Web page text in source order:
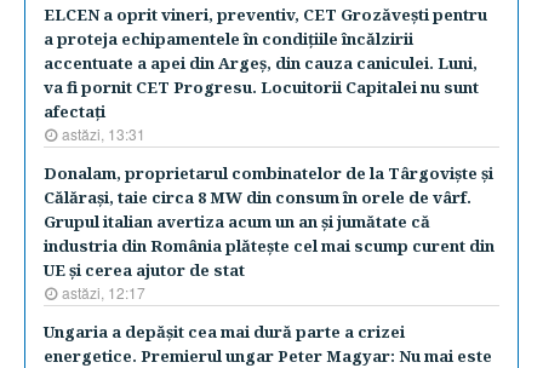
ELCEN a oprit vineri, preventiv, CET Grozăveşti pentru
a proteja echipamentele în condiţiile încălzirii
accentuate a apei din Argeş, din cauza caniculei. Luni,
va fi pornit CET Progresu. Locuitorii Capitalei nu sunt
afectaţi
astăzi, 13:31
Donalam, proprietarul combinatelor de la Târgovişte şi
Călăraşi, taie circa 8 MW din consum în orele de vârf.
Grupul italian avertiza acum un an şi jumătate că
industria din România plăteşte cel mai scump curent din
UE şi cerea ajutor de stat
astăzi, 12:17
Ungaria a depăşit cea mai dură parte a crizei
energetice. Premierul ungar Peter Magyar: Nu mai este